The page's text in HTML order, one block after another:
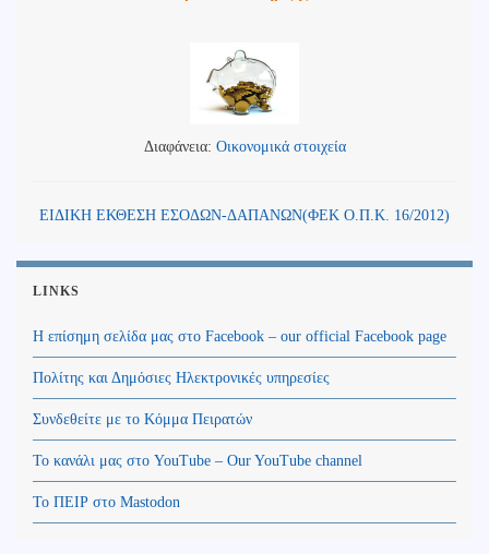
Διαφάνεια: Οικονομικά στοιχεία
ΕΙΔΙΚΗ ΕΚΘΕΣΗ ΕΣΟΔΩΝ-ΔΑΠΑΝΩΝ(ΦΕΚ Ο.Π.Κ. 16/2012)
LINKS
Η επίσημη σελίδα μας στο Facebook – our official Facebook page
Πολίτης και Δημόσιες Ηλεκτρονικές υπηρεσίες
Συνδεθείτε με το Κόμμα Πειρατών
Το κανάλι μας στο YouTube – Our YouTube channel
Το ΠΕΙΡ στο Mastodon